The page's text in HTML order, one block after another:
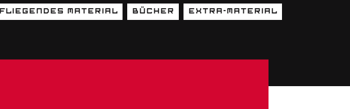
fliegendes Material Bücher Extra-Material